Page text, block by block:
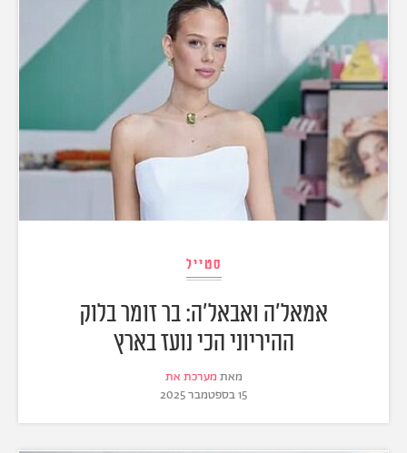
סטייל
אמאל'ה ואבאל'ה: בר זומר בלוק
ההיריוני הכי נועז בארץ
מאת מערכת את
15 בספטמבר 2025